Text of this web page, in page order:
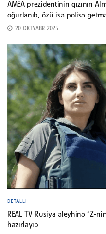
AMEA prezidentinin qızının
oğurlanıb, özü isə polisə
20 OKTYABR 2025
DETALLI
REAL TV Rusiya əleyhinə “Z-
hazırlayıb